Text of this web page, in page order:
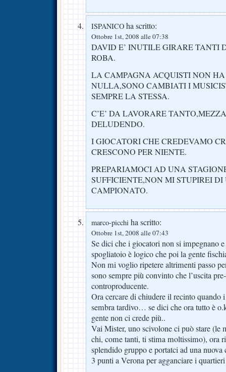
ISPANICO ha scritto:
Ottobre 1st, 2008 alle 07:38
DAVID E’ INUTILE GIRARE TANTI
ROBA.
LA CAMPAGNA ACQUISTI NON
NULLA,SONO CAMBIATI I
SEMPRE LA STESSA.
C’E’ DA LAVORARE
DELUDENDO.
I GIOCATORI CHE CREDEVAMO
CRESCONO PER NIENTE.
PREPARIAMOCI AD UNA
SUFFICIENTE,NON MI STUPIREI DI
CAMPIONATO.
marco-picchi ha scritto:
Ottobre 1st, 2008 alle 07:43
Se dici che i giocatori non si impegnano
spogliatoio è logico che poi la gente
Non mi voglio ripetere altrimenti passo
sono sempre più convinto che l’uscita
controproducente.
Ora cercare di chiudere il recinto quando
sembra tardivo… se dici che ora tutto è
gente non ci crede più..
Vai Mister, uno scivolone ci può stare (le
chi, come tanti, ti stima moltissimo), ora
splendido gruppo e portatci ad una nuova
3 punti a Verona per agganciare i